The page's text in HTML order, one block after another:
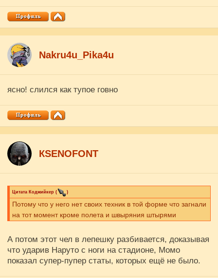
Nakru4u_Pika4u
ясно! слился как тупое говно
КSENOFONT
Цитата Коджийкер ( )
Потому что у него нет своих техник в той форме что загнали
на тот момент кроме полета и швыряния штырями
А потом этот чел в лепешку разбивается, доказывая
что ударив Наруто с ноги на стадионе, Момо
показал супер-пупер статы, которых ещё не было.